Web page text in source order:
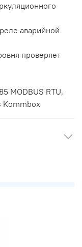
аварийной
проверяет
MODBUS RTU,
Kommbox